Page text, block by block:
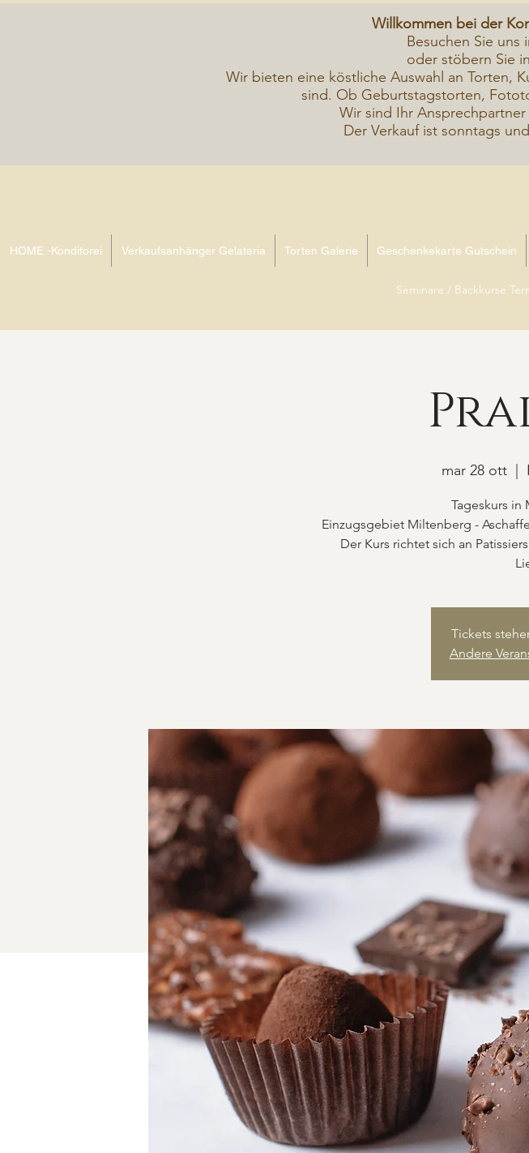
Willkommen bei der
Besuchen Sie uns
oder stöbern Sie
Wir bieten eine köstliche Auswahl an Torten,
sind. Ob Geburtstagstorten,
Wir sind Ihr
Der Verkauf ist sonntags
HOME -Konditorei Verkaufsanhänger Gelateria Torten Galerie Geschenkekarte Gutschein
Seminare / Backkurse
mar 28 ott
Tageskurs in
Einzugsgebiet Miltenberg -
Der Kurs richtet sich an
Tickets
Andere